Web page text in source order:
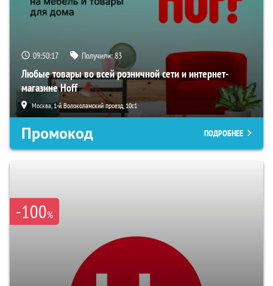
09:50:16 Получили:83
Любые товары во всей розничной сети и интернет-
магазине Hoff
Москва, 1-й Волоколамский проезд, 10с1
Промокод ПОДРОБНЕЕ
-100%